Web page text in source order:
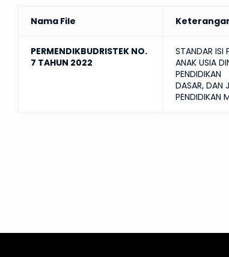
Nama File
PERMENDIKBUDRISTEK NO.
7 TAHUN 2022
STANDAR ISI
ANAK USIA
PENDIDIKAN
DASAR, DAN
PENDIDIKAN